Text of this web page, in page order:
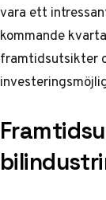
vara ett
kommande
framtidsutsikter